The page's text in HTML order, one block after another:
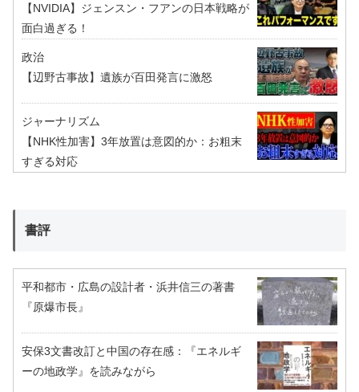
【NVIDIA】ジェンスン・フアンの日本戦略が
面白過ぎる！
政治
【辺野古事故】遺族が百田発言に激怒
ジャーナリズム
【NHK性加害】3年放置は意図的か：お粗末
すぎる対応
書評
平和都市・広島の設計者・浜井信三の著書
『原爆市長』
安保3文書改訂と中国の存在感：『エネルギ
ーの地政学』を読みながら